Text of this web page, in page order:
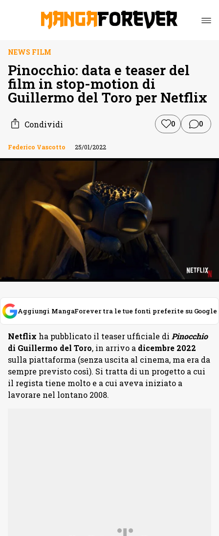
NEWS FILM
Pinocchio: data e teaser del
film in stop-motion di
Guillermo del Toro per Netflix
Condividi 0 0
Federico Vascotto 25/01/2022
Aggiungi MangaForever tra le tue fonti preferite su Google
Netflix ha pubblicato il teaser ufficiale di Pinocchio
di Guillermo del Toro, in arrivo a dicembre 2022
sulla piattaforma (senza uscita al cinema, ma era da
sempre previsto così). Si tratta di un progetto a cui
il regista tiene molto e a cui aveva iniziato a
lavorare nel lontano 2008.